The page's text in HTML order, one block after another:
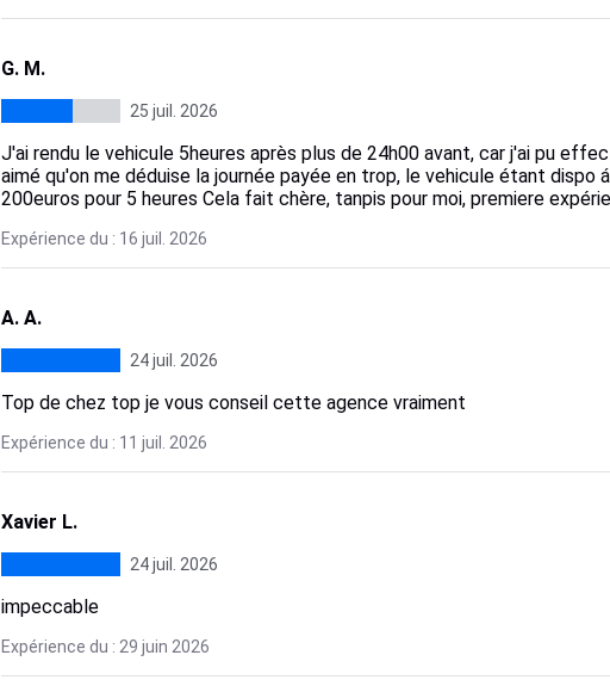
G. M.
25 juil. 2026
J'ai rendu le vehicule 5heures après plus de 24h00 avant, car j'ai pu
aimé qu'on me déduise la journée payée en trop, le vehicule étant dispo
200euros pour 5 heures Cela fait chère, tanpis pour moi, premiere
Expérience du : 16 juil. 2026
A. A.
24 juil. 2026
Top de chez top je vous conseil cette agence vraiment
Expérience du : 11 juil. 2026
Xavier L.
24 juil. 2026
impeccable
Expérience du : 29 juin 2026